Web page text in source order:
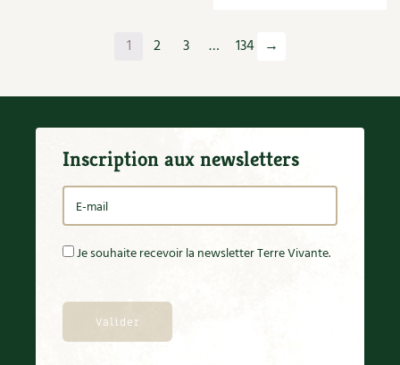
Paille
Panais
Parasite
Partenariat
Participatif
Patate douce
Pelouse
1 2 3 … 134 →
Inscription aux newsletters
Je souhaite recevoir la newsletter Terre Vivante.